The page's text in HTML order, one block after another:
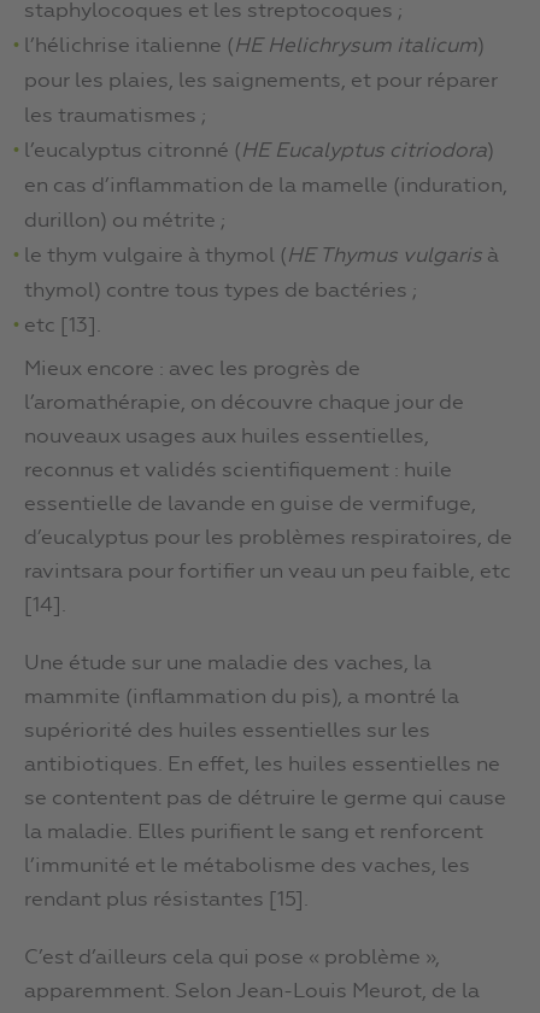
staphylocoques et les streptocoques ;
l’hélichrise italienne (HE Helichrysum italicum)
pour les plaies, les saignements, et pour réparer
les traumatismes ;
l’eucalyptus citronné (HE Eucalyptus citriodora)
en cas d’inflammation de la mamelle (induration,
durillon) ou métrite ;
le thym vulgaire à thymol (HE Thymus vulgaris à
thymol) contre tous types de bactéries ;
etc [13].
Mieux encore : avec les progrès de
l’aromathérapie, on découvre chaque jour de
nouveaux usages aux huiles essentielles,
reconnus et validés scientifiquement : huile
essentielle de lavande en guise de vermifuge,
d’eucalyptus pour les problèmes respiratoires, de
ravintsara pour fortifier un veau un peu faible, etc
[14].
Une étude sur une maladie des vaches, la
mammite (inflammation du pis), a montré la
supériorité des huiles essentielles sur les
antibiotiques. En effet, les huiles essentielles ne
se contentent pas de détruire le germe qui cause
la maladie. Elles purifient le sang et renforcent
l’immunité et le métabolisme des vaches, les
rendant plus résistantes [15].
C’est d’ailleurs cela qui pose « problème »,
apparemment. Selon Jean-Louis Meurot, de la